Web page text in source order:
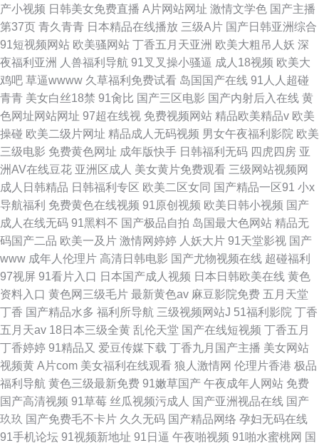
产小视频 日韩美女免费直播 A片网站网址 激情文学色 国产主播
第37页 青久青青 日本精品在线播放 三级A片 国产日韩亚洲综合
91短视频网站 欧美骚网站 丁香五月天亚洲 欧美大粗吊人妖 深
夜福利亚洲
人兽福利导航 91叉叉操小骚逼 成人18视频 欧美大
鸡吧 草逼wwww 久草福利免费试看 岛国国产在线 91人人超碰
青青 美女白丝18禁 91肏比 国产三区电影 国产内射后入在线 黄
色网址网站网址 97超在线视 免费视频网站 精品欧美精品v 欧美
操碰 欧美二级片网址 精品成人无码视频 男女午夜福利影院 欧美
三级电影 免费黄色网址 成年版快手 日韩福利无码 四虎四房 亚
洲AV在线豆花 亚洲区成人 美女黄片免费观看 三级网站视频网
成人日韩精品 日韩福利专区 欧美二区女同 国产精品一区91 小x
导航福利 免费黄色在线视频 91原创视频 欧美日韩小视频 国产
成人在线无码 91黑料不 国产极品自拍 岛国最大色网站 精品无
码国产二品 欧美一及片 激情网婷婷 人妖大片 91天堂影视 国产
www 成年人伦理片 高清日韩电影 国产尤物视频在线 超碰福利
97视屏 91看片入口 日本国产成人视频 日本日韩欧美在线 黄色
资料入口 黄色网三级毛片 最新黄色av 麻豆影院免费 五月天堂
丁香 国产精品水多 福利所导航 三级视频网站J 51福利影院 丁香
五月天av 18日本三级全黄 乱伦天堂 国产在线短视频 丁香五月
丁香婷婷 91精品又 爱豆传媒下载 丁香九月国产主播 美女网站
视频黄 A片com 美女福利在线观看 狼人激情网 伦理片香港 极品
福利导航 黄色三级最新免费 91嫩草国产 午夜成年人网站 免费
国产高清视频 91草莓 丝瓜视频污成人 国产亚洲视品在线 国产
玖玖 国产免费毛不卡片 久久无码 国产精品网络 孕妇无码在线
91手机论坛 91视频新地址 91日逼 午夜啪视频 91啪水蜜桃网 国